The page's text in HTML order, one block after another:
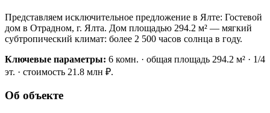
Представляем исключительное предложение в Ялте: Гостевой
дом в Отрадном, г. Ялта. Дом площадью 294.2 м² — мягкий
субтропический климат: более 2 500 часов солнца в году.
Ключевые параметры: 6 комн. · общая площадь 294.2 м² · 1/4
эт. · стоимость 21.8 млн ₽.
Об объекте